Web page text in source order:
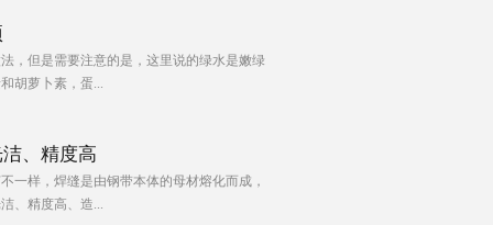
，但是需要注意的是，这里说的绿水是嫩绿
胡萝卜素，蛋...
、精度高
一样，焊缝是由钢带本体的母材熔化而成，
、精度高、造...